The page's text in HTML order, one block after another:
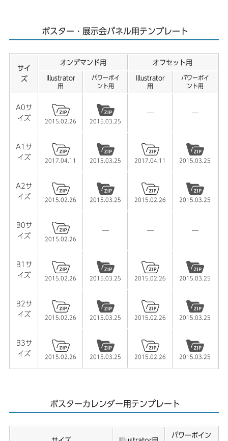
ポスター・展示会パネル用テンプレート
サイ
ズ
オンデマンド用 オフセット用
Illustrator
用
パワーポイ
ント用
Illustrator
用
パワーポイ
ント用
A0サ
イズ
2015.02.26 2015.03.25
― ―
A1サ
イズ
2017.04.11 2015.03.25 2017.04.11 2015.03.25
A2サ
イズ
2015.02.26 2015.03.25 2015.02.26 2015.03.25
B0サ
イズ
2015.02.26
― ― ―
B1サ
イズ
2015.02.26 2015.03.25 2015.02.26 2015.03.25
B2サ
イズ
2015.02.26 2015.03.25 2015.02.26 2015.03.25
B3サ
イズ
2015.02.26 2015.03.25 2015.02.26 2015.03.25
ポスターカレンダー用テンプレート
パワーポイン